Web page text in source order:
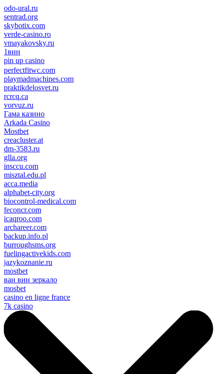
odo-ural.ru
sentrad.org
skybotix.com
verde-casino.ro
vmayakovsky.ru
1вин
pin up casino
пин ап
1win
perfectfitwc.com
playmadmachines.com
praktikdelosvet.ru
rcrcq.ca
vorvuz.ru
Гама казино
Arkada Casino
Mostbet
creacluster.at
dm-3583.ru
glla.org
insccu.com
misztal.edu.pl
acca.media
alphabet-city.org
biocontrol-medical.com
feconcr.com
icaqroo.com
archareer.com
backup.info.pl
burroughsms.org
fuelingactivekids.com
jazykoznanie.ru
mostbet
ван вин зеркало
mosbet
casino en ligne france
7k casino